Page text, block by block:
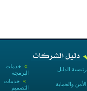
» خدمات
البرمجة
رئيسية الدليل
» خدمات
التصميم
الأمن والحماية